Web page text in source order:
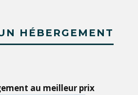
HÉBERGEMENT
au meilleur prix